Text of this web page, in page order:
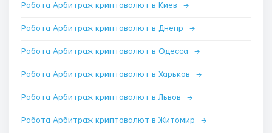
Работа Арбитраж криптовалют в Киев →
Работа Арбитраж криптовалют в Днепр →
Работа Арбитраж криптовалют в Одесса →
Работа Арбитраж криптовалют в Харьков →
Работа Арбитраж криптовалют в Львов →
Работа Арбитраж криптовалют в Житомир →